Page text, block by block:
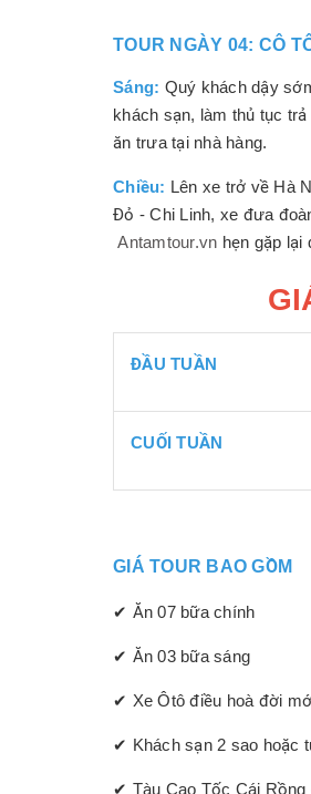
TOUR NGÀY 04: CÔ
Sáng: Quý khách dậy
khách sạn, làm thủ tục
ăn trưa tại nhà hàng.
Chiều: Lên xe trở về Hà
Đỏ - Chi Linh, xe đưa
Antamtour.vn hẹn gặp lại
ĐẦU TUẦN
CUỐI TUẦN
GIÁ TOUR BAO GỒM
✔ Ăn 07 bữa chính
✔ Ăn 03 bữa sáng
✔ Xe Ôtô điều hoà đời
✔ Khách sạn 2 sao hoặc
✔ Tàu Cao Tốc Cái Rồng